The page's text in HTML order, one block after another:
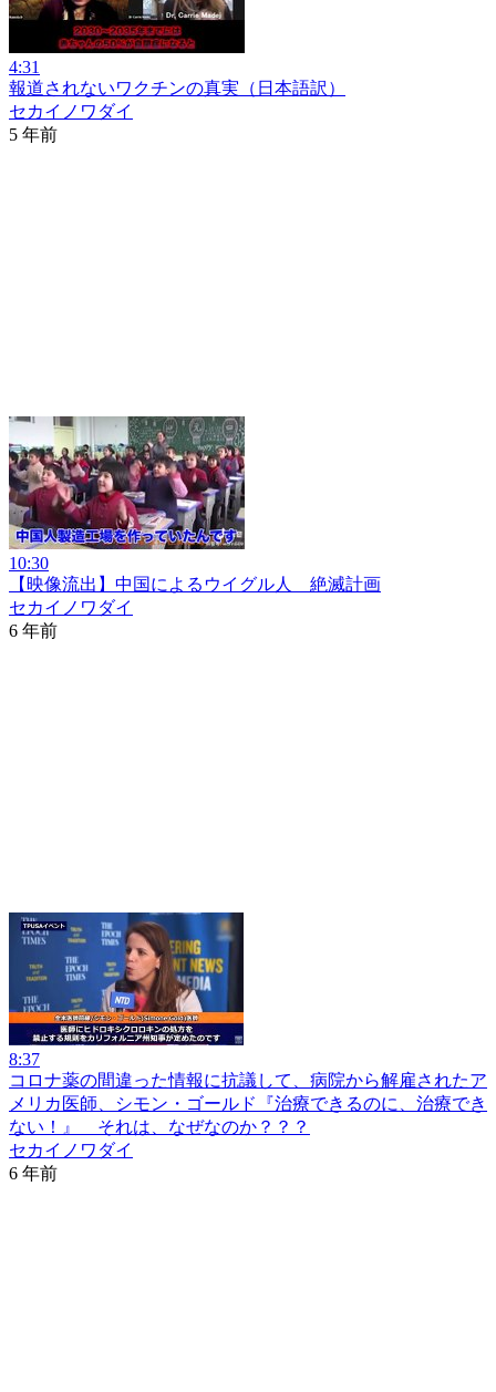
4:31
報道されないワクチンの真実（日本語訳）
セカイノワダイ
5 年前
10:30
【映像流出】中国によるウイグル人 絶滅計画
セカイノワダイ
6 年前
8:37
コロナ薬の間違った情報に抗議して、病院から解雇されたア
メリカ医師、シモン・ゴールド『治療できるのに、治療でき
ない！』 それは、なぜなのか？？？
セカイノワダイ
6 年前